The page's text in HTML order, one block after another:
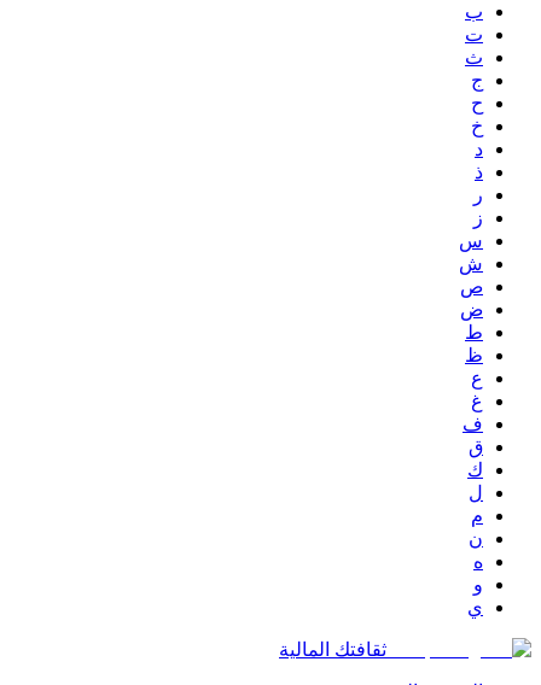
ب
ت
ث
ج
ح
خ
د
ذ
ر
ز
س
ش
ص
ض
ط
ظ
ع
غ
ف
ق
ك
ل
م
ن
ه
و
ي
ثقافتك المالية